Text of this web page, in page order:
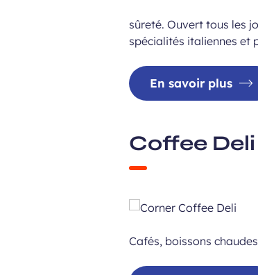
sûreté. Ouvert tous les
spécialités italiennes et
En savoir plus
Coffee Deli
Cafés, boissons